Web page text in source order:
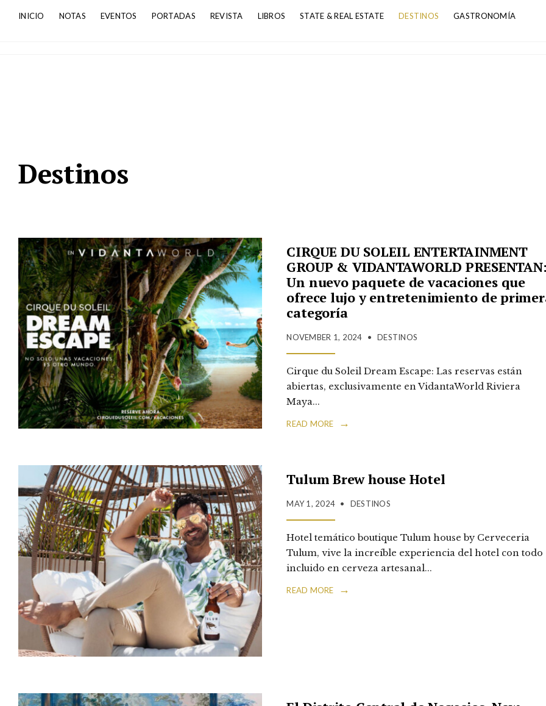
INICIO NOTAS EVENTOS PORTADAS REVISTA LIBROS STATE & REAL ESTATE DESTINOS GASTRONOMÍA
Destinos
CIRQUE DU SOLEIL ENTERTAINMENT
GROUP & VIDANTAWORLD
Un nuevo paquete de vacaciones que
ofrece lujo y entretenimiento de
categoría
NOVEMBER 1, 2024 • DESTINOS
Cirque du Soleil Dream Escape: Las reservas están
abiertas, exclusivamente en VidantaWorld Riviera
Maya...
READ MORE →
Tulum Brew house Hotel
MAY 1, 2024 • DESTINOS
Hotel temático boutique Tulum house by Cerveceria
Tulum, vive la increíble experiencia del hotel con todo
incluido en cerveza artesanal...
READ MORE →